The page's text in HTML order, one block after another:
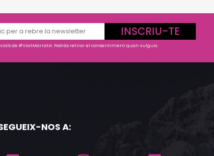
INSCRIU-TE
de #VisitMarratxí. Podràs retirar el consentiment quan vulguis.
NOS A: